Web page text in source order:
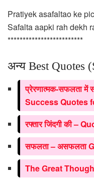
Pratiyek asafaltao ke
Safalta aapki rah dekh
*************************
अन्य Best Quotes
प्रेरणात्मक-सफलता
Success Quotes
रफ्तार जिंदगी की –
सफलता – असफलता
The Great